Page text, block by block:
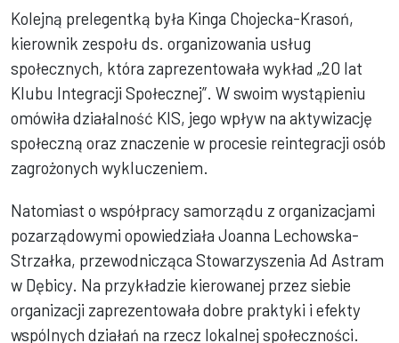
Kolejną prelegentką była Kinga Chojecka-Krasoń,
kierownik zespołu ds. organizowania usług
społecznych, która zaprezentowała wykład „20 lat
Klubu Integracji Społecznej”. W swoim wystąpieniu
omówiła działalność KIS, jego wpływ na aktywizację
społeczną oraz znaczenie w procesie reintegracji osób
zagrożonych wykluczeniem.
Natomiast o współpracy samorządu z organizacjami
pozarządowymi opowiedziała Joanna Lechowska-
Strzałka, przewodnicząca Stowarzyszenia Ad Astram
w Dębicy. Na przykładzie kierowanej przez siebie
organizacji zaprezentowała dobre praktyki i efekty
wspólnych działań na rzecz lokalnej społeczności.